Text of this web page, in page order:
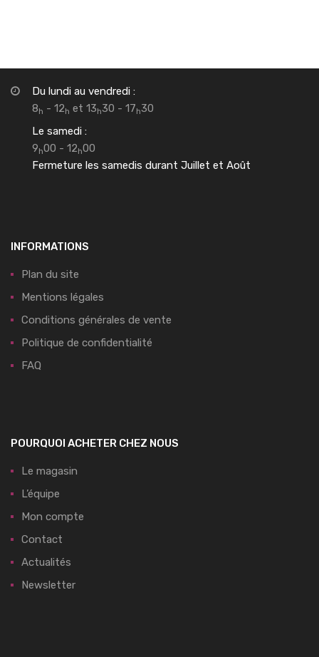
Du lundi au vendredi :
8h - 12h et 13h30 - 17h30
Le samedi :
9h00 - 12h00
Fermeture les samedis durant Juillet et Août
INFORMATIONS
Plan du site
Mentions légales
Conditions générales de vente
Politique de confidentialité
FAQ
POURQUOI ACHETER CHEZ NOUS
Le magasin
L’équipe
Mon compte
Contact
Actualités
Newsletter